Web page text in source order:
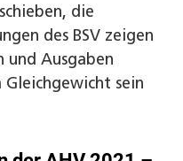
die
des BSV zeigen
und Ausgaben
sein